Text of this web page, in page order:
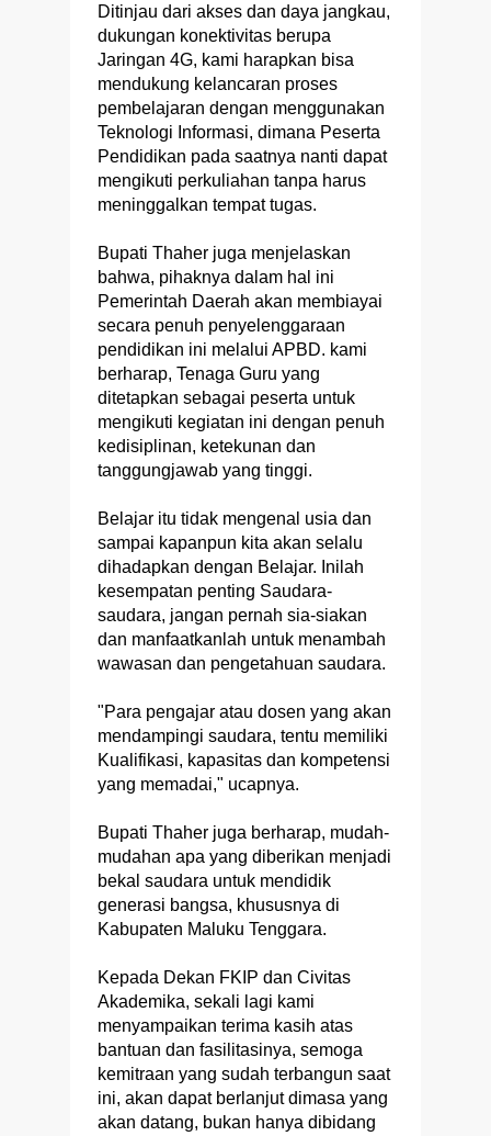
Ditinjau dari akses dan daya jangkau,
dukungan konektivitas berupa
Jaringan 4G, kami harapkan bisa
mendukung kelancaran proses
pembelajaran dengan menggunakan
Teknologi Informasi, dimana Peserta
Pendidikan pada saatnya nanti dapat
mengikuti perkuliahan tanpa harus
meninggalkan tempat tugas.
Bupati Thaher juga menjelaskan
bahwa, pihaknya dalam hal ini
Pemerintah Daerah akan membiayai
secara penuh penyelenggaraan
pendidikan ini melalui APBD. kami
berharap, Tenaga Guru yang
ditetapkan sebagai peserta untuk
mengikuti kegiatan ini dengan penuh
kedisiplinan, ketekunan dan
tanggungjawab yang tinggi.
Belajar itu tidak mengenal usia dan
sampai kapanpun kita akan selalu
dihadapkan dengan Belajar. Inilah
kesempatan penting Saudara-
saudara, jangan pernah sia-siakan
dan manfaatkanlah untuk menambah
wawasan dan pengetahuan saudara.
"Para pengajar atau dosen yang akan
mendampingi saudara, tentu memiliki
Kualifikasi, kapasitas dan kompetensi
yang memadai," ucapnya.
Bupati Thaher juga berharap, mudah-
mudahan apa yang diberikan menjadi
bekal saudara untuk mendidik
generasi bangsa, khususnya di
Kabupaten Maluku Tenggara.
Kepada Dekan FKIP dan Civitas
Akademika, sekali lagi kami
menyampaikan terima kasih atas
bantuan dan fasilitasinya, semoga
kemitraan yang sudah terbangun saat
ini, akan dapat berlanjut dimasa yang
akan datang, bukan hanya dibidang